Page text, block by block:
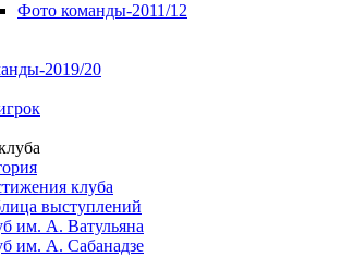
Фото команды-2011/12
2019/20
клуба
выступлений
им. А. Ватульяна
им. А. Сабанадзе